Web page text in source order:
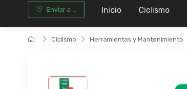
Enviar a ... Inicio Ciclismo
Ciclismo Herramientas y Mantenimiento